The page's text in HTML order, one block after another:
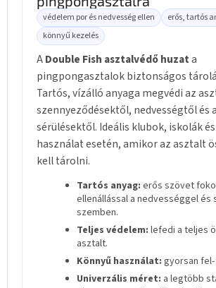
védelem por és nedvesség ellen
erős, tartós
könnyű kezelés
ADouble Fish asztalvédő huzata
pingpongasztalok biztonságos
Tartós, vízálló anyaga megvédi az
szennyeződésektől, nedvességtől és
sérülésektől. Ideális klubok, iskolák
használat esetén, amikor az asztalt
kell tárolni.
Tartós anyag: erős szövet
ellenállással a nedvességgel és
szemben.
Teljes védelem: lefedi a teljes
asztalt.
Könnyű használat: gyorsan
Univerzális méret: a legtöbb